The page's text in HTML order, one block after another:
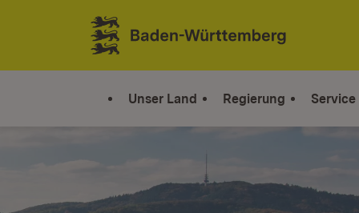
Zum Inhalt springen
Link zur Startseite
Unser Land Regierung Service